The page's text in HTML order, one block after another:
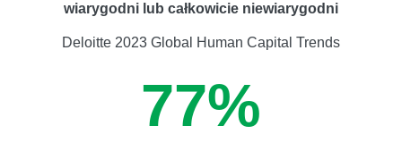
wiarygodni lub całkowicie niewiarygodni
Deloitte 2023 Global Human Capital Trends
77%